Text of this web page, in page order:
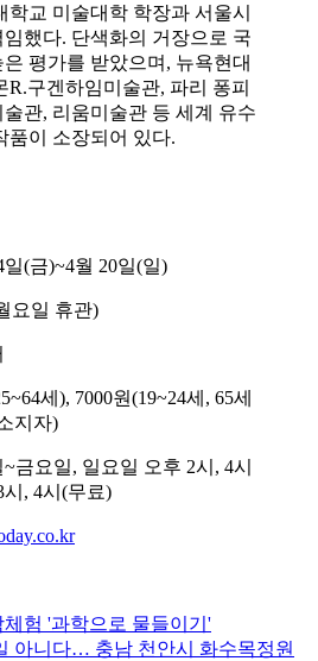
학교 미술대학 학장과 서울시
했다. 단색화의 거장으로 국
평가를 받았으며, 뉴욕현대
R.구겐하임미술관, 파리 퐁피
관, 리움미술관 등 세계 유수
품이 소장되어 있다.
일(금)~4월 20일(일)
요일 휴관)
세), 7000원(19~24세, 65세
지자)
금요일, 일요일 오후 2시, 4시
, 4시(무료)
험 '과학으로 물들이기'
아니다… 충남 천안시 화수목정원